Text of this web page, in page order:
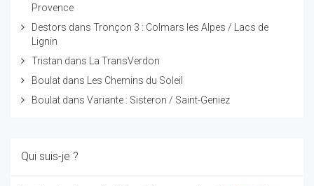
Provence
Destors dans Tronçon 3 : Colmars les Alpes / Lacs de
Lignin
Tristan dans
La TransVerdon
Boulat dans
Les Chemins du Soleil
Boulat dans Variante : Sisteron / Saint-Geniez
Qui suis-je ?